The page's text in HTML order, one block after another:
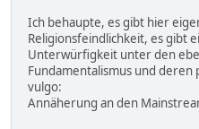
Ich behaupte, es gibt hier
Religionsfeindlichkeit, es gibt
Unterwürfigkeit unter den
Fundamentalismus und deren
vulgo:
Annäherung an den